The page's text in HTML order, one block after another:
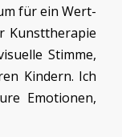
für ein Wert-
Kunsttherapie
Stimme,
Kindern. Ich
Emotionen,